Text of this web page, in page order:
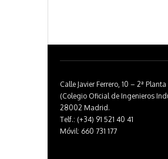
Calle Javier Ferrero, 10 – 2ª Planta
(Colegio Oficial de Ingenieros
28002 Madrid.
Telf.: (+34) 91 521 40 41
Móvil: 660 731 177